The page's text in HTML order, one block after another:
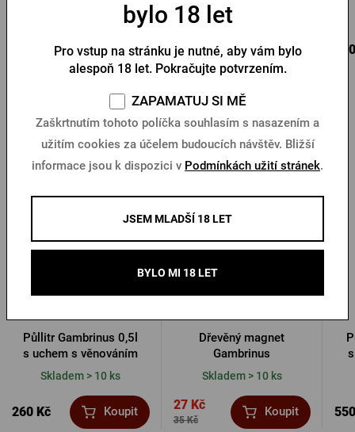
Koupit
Skladem > 10 ks
490 Kč Koupit
Další produkty od Gambrinusu
Půllitr Gambrinus 0,5l
s uchem s věnováním
Skladem > 10 ks
260 Kč Koupit
Dřevěný magnet
Gambrinus
Skladem > 10 ks
35 Kč
27 Kč Koupit
bylo 18 let
Pro vstup na stránku je nutné, aby vám bylo
alespoň 18 let. Pokračujte potvrzením.
ZAPAMATUJ SI MĚ
Zaškrtnutím tohoto políčka souhlasím s nasazením a
užitím cookies za účelem budoucích návštěv. Bližší
informace jsou k dispozici v Podmínkách užití stránek.
JSEM MLADŠÍ 18 LET
BYLO MI 18 LET